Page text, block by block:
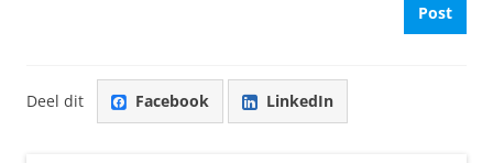
Post
Deel dit Facebook LinkedIn